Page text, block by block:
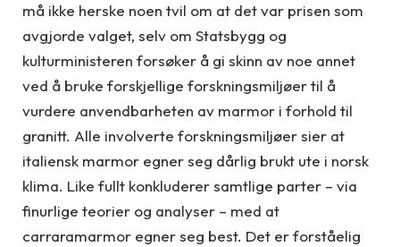
må ikke herske noen tvil om at det var prisen som
avgjorde valget, selv om Statsbygg og
kulturministeren forsøker å gi skinn av noe annet
ved å bruke forskjellige forskningsmiljøer til å
vurdere anvendbarheten av marmor i forhold til
granitt. Alle involverte forskningsmiljøer sier at
italiensk marmor egner seg dårlig brukt ute i norsk
klima. Like fullt konkluderer samtlige parter – via
finurlige teorier og analyser – med at
carraramarmor egner seg best. Det er forståelig